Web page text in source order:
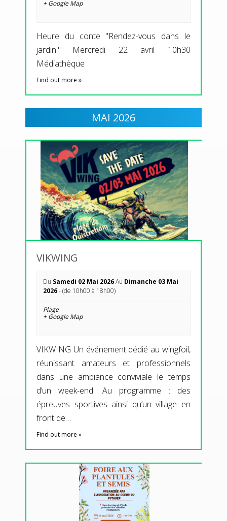
+ Google Map
Heure du conte "Rendez-vous dans le
jardin" Mercredi 22 avril 10h30
Médiathèque
Find out more »
MAI 2026
VIKWING
Du Samedi 02 Mai 2026Au Dimanche 03 Mai
2026- (de 10h00 à 18h00)
Plage
+ Google Map
VIKWING Un événement dédié au wingfoil,
réunissant amateurs et professionnels
dans une ambiance conviviale le temps
d’un week-end. Au programme : des
épreuves sportives ainsi qu’un village en
front de…
Find out more »